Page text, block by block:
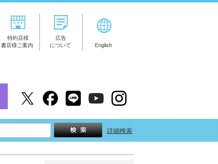
特約店様
書店様ご案内
広告
について
English
詳細検索